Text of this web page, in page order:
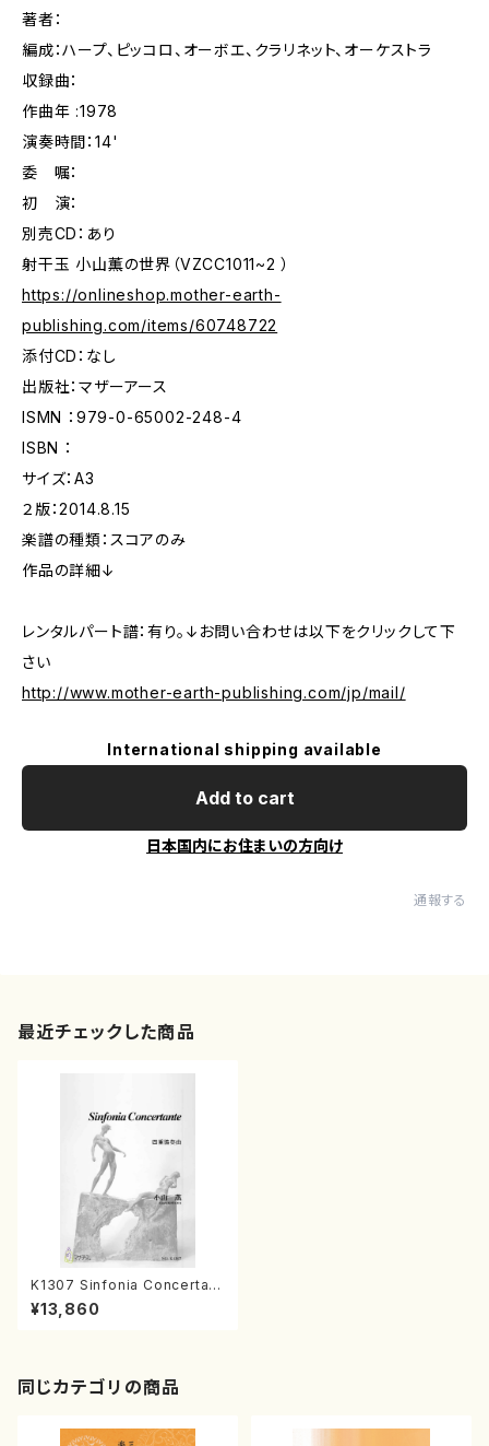
著者：
編成：ハープ、ピッコロ、オーボエ、クラリネット、オーケストラ
収録曲：
作曲年 :1978
演奏時間：14'
委 嘱：
初 演：
別売CD：あり
射干玉 小山薫の世界（VZCC1011~2 ）
https://onlineshop.mother-earth-
publishing.com/items/60748722
添付CD：なし
出版社：マザーアース
ISMN ：979-0-65002-248-4
ISBN ：
サイズ：A3
２版：2014.8.15
楽譜の種類：スコアのみ
作品の詳細↓
レンタルパート譜：有り。↓お問い合わせは以下をクリックして下
さい
http://www.mother-earth-publishing.com/jp/mail/
International shipping available
Add to cart
日本国内にお住まいの方向け
通報する
最近チェックした商品
K1307 Sinfonia Concertant
e（ハープ、ピッコロ、オーボエ、
クラリネット、オーケストラ/小山
¥13,860
同じカテゴリの商品